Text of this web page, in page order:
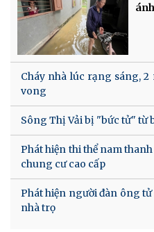
Cháy nhà lúc rạng sáng,
vong
Sông Thị Vải bị "bức tử" từ
Phát hiện thi thể nam
chung cư cao cấp
Phát hiện người đàn ông
nhà trọ